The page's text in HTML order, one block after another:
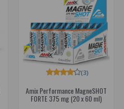
Amix Performance MagneSHOT
FORTE 375 mg (20 x 60 ml)
(3)